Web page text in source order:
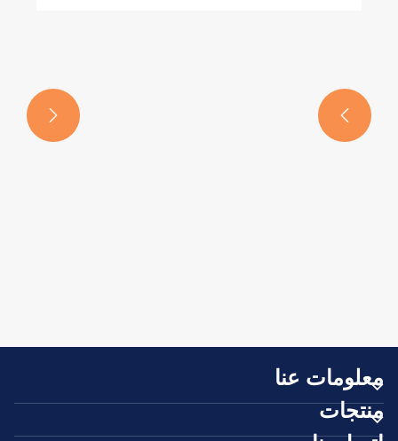


معلومات عنا
منتجات